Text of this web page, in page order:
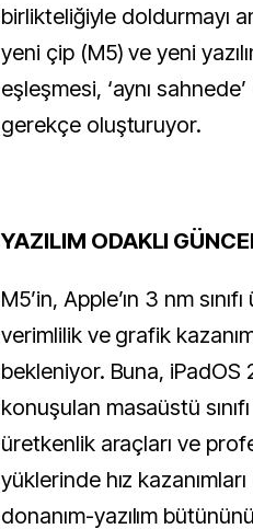
birlikteliğiyle doldurmayı
yeni çip (M5) ve yeni
eşleşmesi, ‘aynı
gerekçe oluşturuyor.
YAZILIM ODAKLI
M5’in, Apple’ın 3 nm
verimlilik ve grafik
bekleniyor. Buna, iPadOS
konuşulan masaüstü
üretkenlik araçları ve
yüklerinde hız
donanım-yazılım